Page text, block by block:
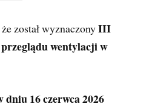
został wyznaczony III
wentylacji w
dniu 16 czerwca 2026